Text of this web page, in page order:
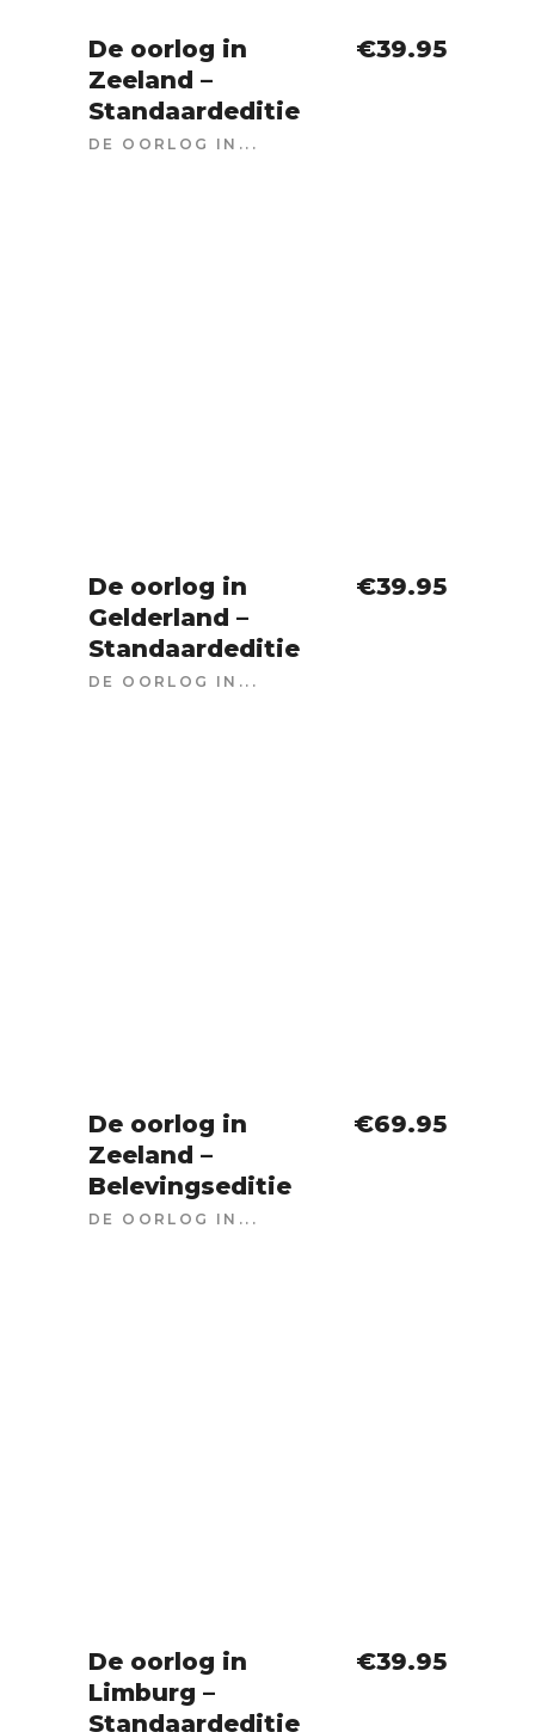
IN WINKELWAGEN
De oorlog in
Zeeland –
Standaardeditie
€39.95
DE OORLOG IN...
IN WINKELWAGEN
De oorlog in
Gelderland –
Standaardeditie
€39.95
DE OORLOG IN...
IN WINKELWAGEN
De oorlog in
Zeeland –
Belevingseditie
€69.95
DE OORLOG IN...
IN WINKELWAGEN
De oorlog in
Limburg –
Standaardeditie
€39.95